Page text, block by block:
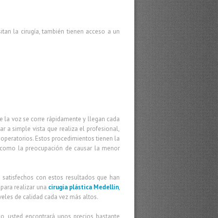
la cirugía, también tienen acceso a un
la voz se corre rápidamente y llegan cada
a simple vista que realiza el profesional,
Estos procedimientos tienen la
la preocupación de causar la menor
con estos resultados que han
realizar una cirugía plástica Medellín,
de calidad cada vez más altos.
usted encontrará unos precios bastante